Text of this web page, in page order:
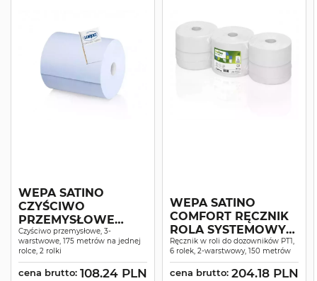
WEPA SATINO
CZYŚCIWO
PRZEMYSŁOWE
COMFORT
NIEBIESKIE
RECYKLING 3W 175M
A2
Czyściwo przemysłowe, 3-
warstwowe, 175 metrów na jednej
rolce, 2 rolki
cena brutto: 108.24 PLN
WEPA SATINO
COMFORT RĘCZNIK
ROLA SYSTEMOWY
MAKULATURA
ŚNIEŻNOBIAŁY 2W
150MB A6
Ręcznik w roli do dozowników PT1,
6 rolek, 2-warstwowy, 150 metrów
cena brutto: 204.18 PLN